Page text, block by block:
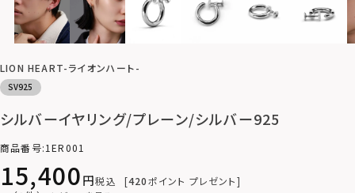
LION HEART-ライオンハート-
SV925
シルバーイヤリング/プレーン/シルバー925
商品番号 1ER001
15,400 税込 420ポイント プレゼント